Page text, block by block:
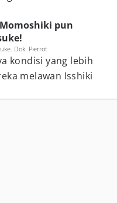
pun
Dok. Pierrot
kondisi yang lebih
melawan Isshiki